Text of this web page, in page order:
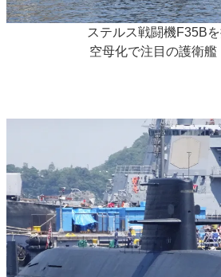
ステルス戦闘機F35B
空母化で注目の護衛艦